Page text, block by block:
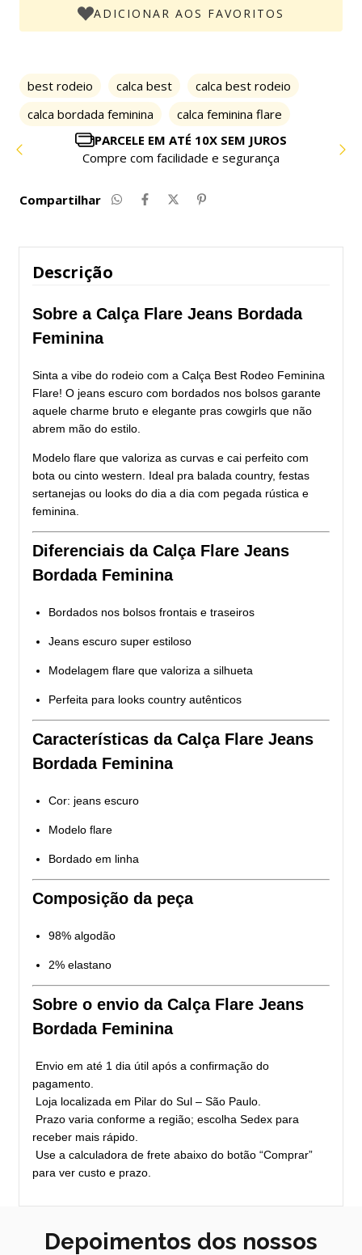
ADICIONAR AOS FAVORITOS
best rodeio calca best
calca best rodeio
calca bordada feminina
calca feminina flare
PARCELE EM ATÉ 10X SEM JUROS
Compre com facilidade e segurança
Compartilhar
Descrição
Sobre a Calça Flare Jeans Bordada
Feminina
Sinta a vibe do rodeio com a Calça Best Rodeo Feminina
Flare! O jeans escuro com bordados nos bolsos garante
aquele charme bruto e elegante pras cowgirls que não
abrem mão do estilo.
Modelo flare que valoriza as curvas e cai perfeito com
bota ou cinto western. Ideal pra balada country, festas
sertanejas ou looks do dia a dia com pegada rústica e
feminina.
Diferenciais da Calça Flare Jeans
Bordada Feminina
Bordados nos bolsos frontais e traseiros
Jeans escuro super estiloso
Modelagem flare que valoriza a silhueta
Perfeita para looks country autênticos
Características da Calça Flare Jeans
Bordada Feminina
Cor: jeans escuro
Modelo flare
Bordado em linha
Composição da peça
98% algodão
2% elastano
Sobre o envio da Calça Flare Jeans
Bordada Feminina
Envio em até 1 dia útil após a confirmação do
pagamento.
Loja localizada em Pilar do Sul – São Paulo.
Prazo varia conforme a região; escolha Sedex para
receber mais rápido.
Use a calculadora de frete abaixo do botão “Comprar”
para ver custo e prazo.
Depoimentos dos nossos